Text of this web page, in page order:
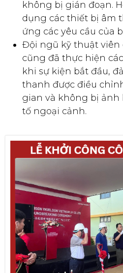
không bị gián đoạn.
dụng các thiết bị âm
ứng các yêu cầu của
Đội ngũ kỹ thuật viên
cũng đã thực hiện
khi sự kiện bắt đầu,
thanh được điều
gian và không bị ảnh
tố ngoại cảnh.